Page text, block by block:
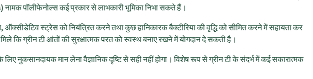
पॉलीफेनोल्स कई प्रकार से लाभकारी भूमिका निभा सकते हैं।
स्ट्रेस को नियंत्रित करने तथा कुछ हानिकारक बैक्टीरिया की वृद्धि को सीमित करने में सहायता कर
ग्रीन टी आंतों की सुरक्षात्मक परत को स्वस्थ बनाए रखने में योगदान दे सकती है।
नुकसानदायक मान लेना वैज्ञानिक दृष्टि से सही नहीं होगा। विशेष रूप से ग्रीन टी के संदर्भ में कई सकारात्मक